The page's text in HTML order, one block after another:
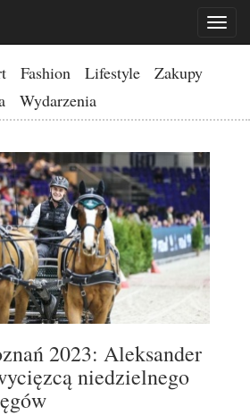
Toggle
Fashion Lifestyle
Zakupy
Wydarzenia
2023: Aleksander
niedzielnego